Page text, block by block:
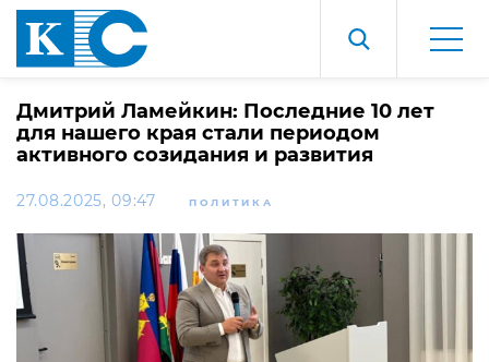
Дмитрий Ламейкин: Последние 10 лет
для нашего края стали периодом
активного созидания и развития
27.08.2025, 09:47 ПОЛИТИКА